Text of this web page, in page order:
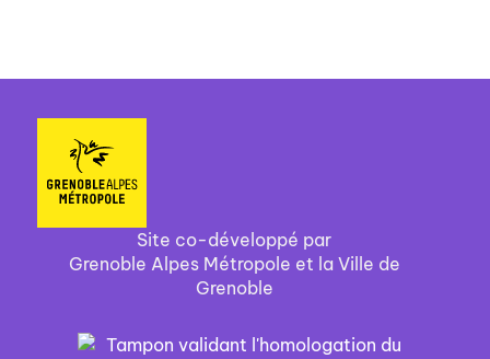
Site co-développé par
Grenoble Alpes Métropole et la Ville de
Grenoble